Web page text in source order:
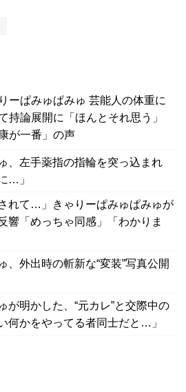
ーぱみゅぱみゅ 芸能人の体重に
持論展開に「ほんとそれ思う」
康が一番」の声
、左手薬指の指輪を突っ込まれ
…」
れて…」きゃりーぱみゅぱみゅが
響「めっちゃ同感」「わかりま
、外出時の斬新な“変装”写真公開
が明かした、“元カレ”と交際中の
何かをやってる者同士だと…」